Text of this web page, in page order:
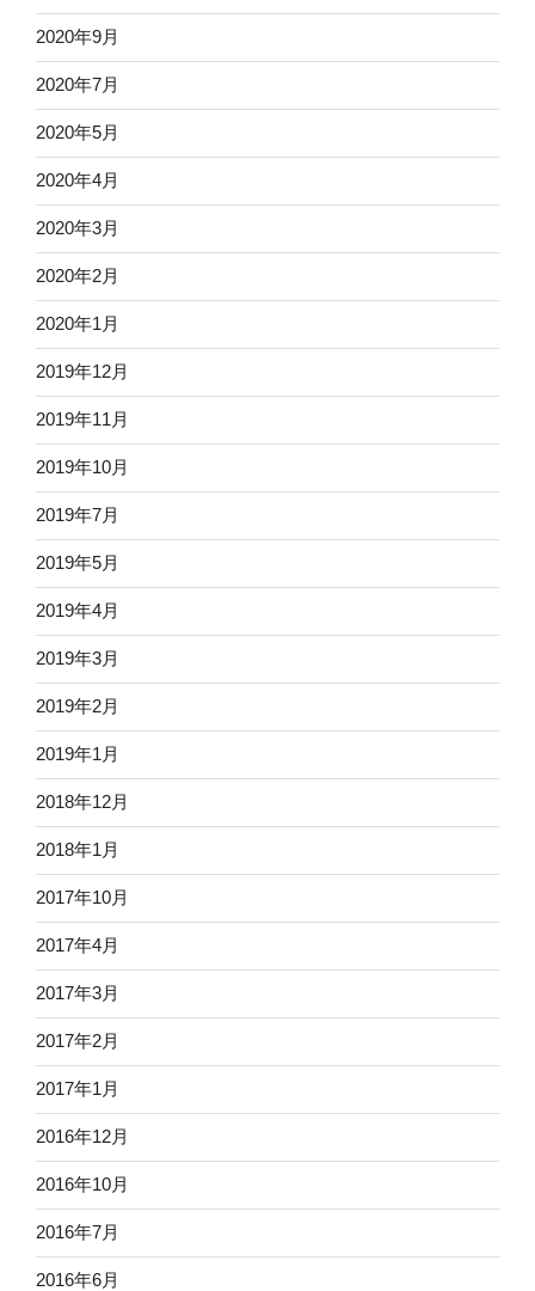
2020年9月
2020年7月
2020年5月
2020年4月
2020年3月
2020年2月
2020年1月
2019年12月
2019年11月
2019年10月
2019年7月
2019年5月
2019年4月
2019年3月
2019年2月
2019年1月
2018年12月
2018年1月
2017年10月
2017年4月
2017年3月
2017年2月
2017年1月
2016年12月
2016年10月
2016年7月
2016年6月